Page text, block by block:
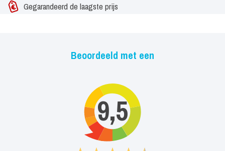
Gegarandeerd de laagste prijs
Beoordeeld met een
9,5